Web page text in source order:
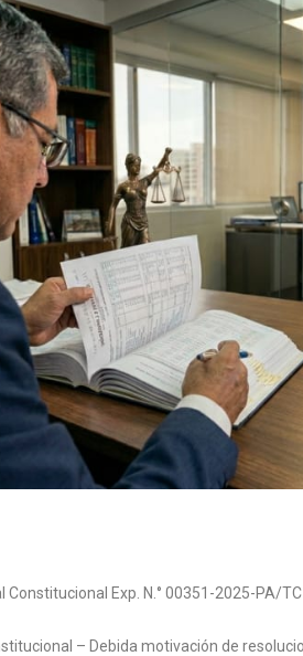
Constitucional Exp. N.° 00351-2025-PA/TC
– Debida motivación de